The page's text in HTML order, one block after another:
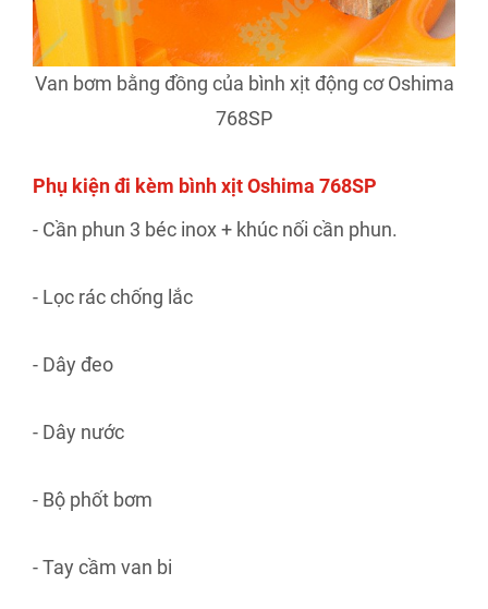
Van bơm bằng đồng của bình xịt động cơ Oshima
768SP
Phụ kiện đi kèm bình xịt Oshima 768SP
- Cần phun 3 béc inox + khúc nối cần phun.
- Lọc rác chống lắc
- Dây đeo
- Dây nước
- Bộ phốt bơm
- Tay cầm van bi